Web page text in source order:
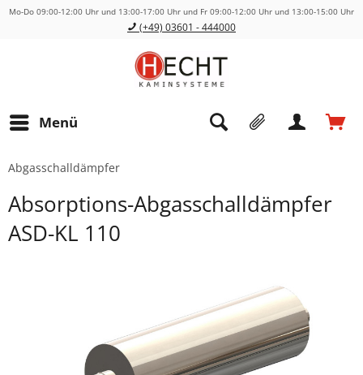
Mo-Do 09:00-12:00 Uhr und 13:00-17:00 Uhr und Fr 09:00-12:00 Uhr und 13:00-15:00 Uhr
(+49) 03601 - 444000
Menü
Abgasschalldämpfer
Absorptions-Abgasschalldämpfer
ASD-KL 110